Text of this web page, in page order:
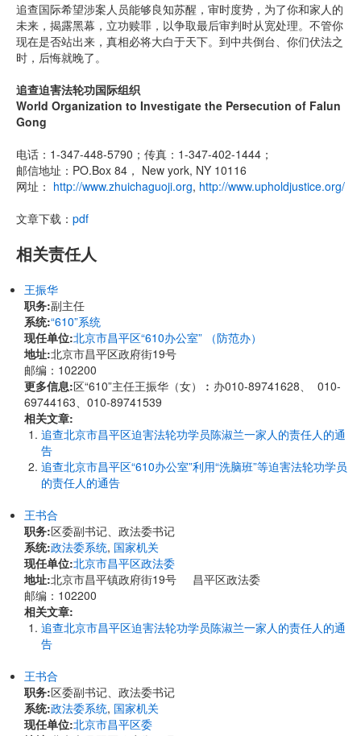
追查国际希望涉案人员能够良知苏醒，审时度势，为了你和家人的
未来，揭露黑幕，立功赎罪，以争取最后审判时从宽处理。不管你
现在是否站出来，真相必将大白于天下。到中共倒台、你们伏法之
时，后悔就晚了。
追查迫害法轮功国际组织
World Organization to Investigate the Persecution of Falun
Gong
电话：1-347-448-5790；传真：1-347-402-1444；
邮信地址：PO.Box 84， New york, NY 10116
网址： http://www.zhuichaguoji.org, http://www.upholdjustice.org/
文章下载： pdf
相关责任人
王振华
职务:副主任
系统:“610”系统
现任单位:北京市昌平区“610办公室” （防范办）
地址:北京市昌平区政府街19号
邮编：102200
更多信息:区“610”主任王振华（女）︰办010-89741628、 010-
69744163、010-89741539
相关文章:
追查北京市昌平区迫害法轮功学员陈淑兰一家人的责任人的通
告
追查北京市昌平区“610办公室”利用“洗脑班”等迫害法轮功学员
的责任人的通告
王书合
职务:区委副书记、政法委书记
系统:政法委系统, 国家机关
现任单位:北京市昌平区政法委
地址:北京市昌平镇政府街19号 昌平区政法委
邮编：102200
相关文章:
追查北京市昌平区迫害法轮功学员陈淑兰一家人的责任人的通
告
王书合
职务:区委副书记、政法委书记
系统:政法委系统, 国家机关
现任单位:北京市昌平区委